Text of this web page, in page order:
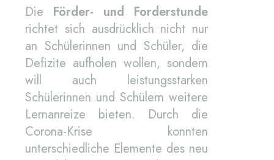
Die Förder- und Forderstunde
richtet sich ausdrücklich nicht nur
an Schülerinnen und Schüler, die
Defizite aufholen wollen, sondern
will auch leistungsstarken
Schülerinnen und Schülern weitere
Lernanreize bieten. Durch die
Corona-Krise konnten
unterschiedliche Elemente des neu